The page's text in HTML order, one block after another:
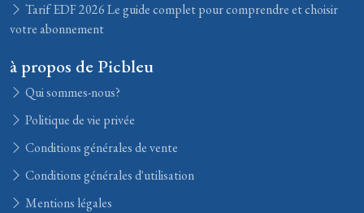
Tarif EDF 2026 Le guide complet pour comprendre et choisir
votre abonnement
à propos de Picbleu
Qui sommes-nous?
Politique de vie privée
Conditions générales de vente
Conditions générales d'utilisation
Mentions légales